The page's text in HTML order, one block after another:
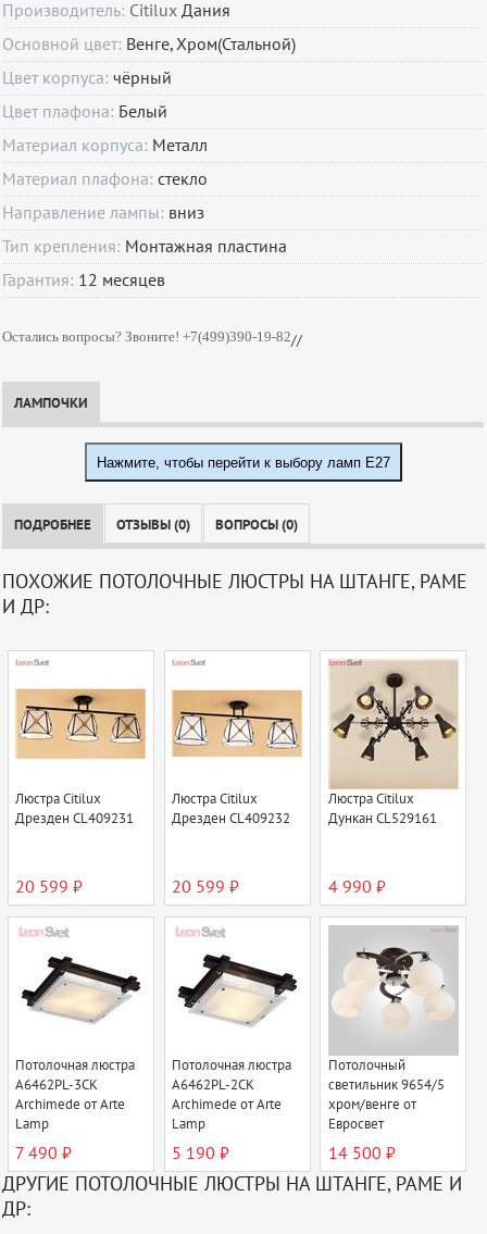
Производитель: Citilux Дания
Основной цвет: Венге, Хром(Стальной)
Цвет корпуса:чёрный
Цвет плафона: Белый
Материал корпуса: Металл
Материал плафона:стекло
Направление лампы: вниз
Тип крепления: Монтажная пластина
Гарантия: 12 месяцев
Остались вопросы? Звоните! +7(499)390-19-82//
ЛАМПОЧКИ
Нажмите, чтобы перейти к выбору ламп E27
ПОДРОБНЕЕ ОТЗЫВЫ (0) ВОПРОСЫ (0)
ПОХОЖИЕ ПОТОЛОЧНЫЕ ЛЮСТРЫ НА ШТАНГЕ, РАМЕ
И ДР:
Люстра Citilux
Дрезден CL409231
20 599 ₽
Люстра Citilux
Дрезден CL409232
20 599 ₽
Люстра Citilux
Дункан CL529161
4 990 ₽
Потолочная люстра
A6462PL-3CK
Archimede от Arte
Lamp
7 490 ₽
Потолочная люстра
A6462PL-2CK
Archimede от Arte
Lamp
5 190 ₽
Потолочный
светильник 9654/5
хром/венге от
Евросвет
14 500 ₽
ДРУГИЕ ПОТОЛОЧНЫЕ ЛЮСТРЫ НА ШТАНГЕ, РАМЕ И
ДР: